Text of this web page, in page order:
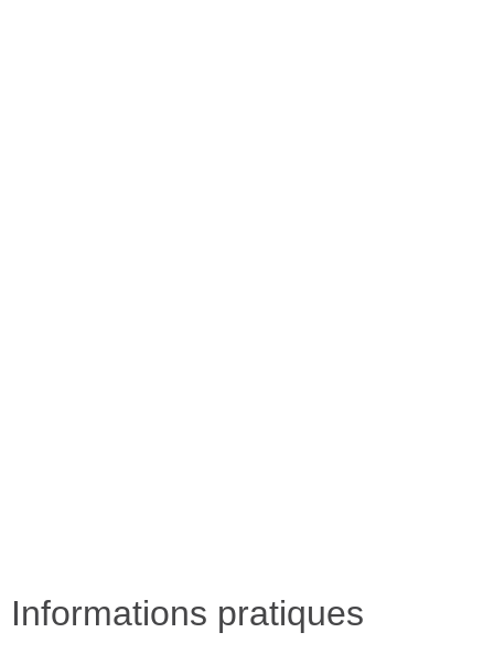
Informations pratiques